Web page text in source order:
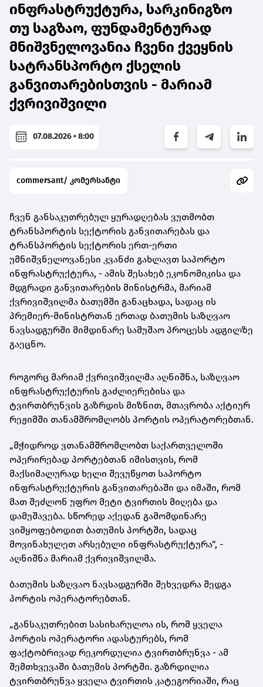
ინფრასტრუქტურა, სარკინიგზო
თუ საგზაო, ფუნდამენტურად
მნიშვნელოვანია ჩვენი ქვეყნის
სატრანსპორტო ქსელის
განვითარებისთვის - მარიამ
ქვრივიშვილი
07.08.2026 • 8:00
commersant/ კომერსანტი
ჩვენ განსაკუთრებულ ყურადღებას ვუთმობთ
ტრანსპორტის სექტორის განვითარებას და
ტრანსპორტის სექტორის ერთ-ერთი
უმნიშვნელოვანესი კვანძი გახლავთ საპორტო
ინფრასტრუქტურა, - ამის შესახებ ეკონომიკისა და
მდგრადი განვითარების მინისტრმა, მარიამ
ქვრივიშვილმა ბათუმში განაცხადა, სადაც ის
პრემიერ-მინისტრთან ერთად ბათუმის საზღვაო
ნავსადგურში მიმდინარე სამუშაო პროცესს ადგილზე
გაეცნო.
როგორც მარიამ ქვრივიშვილმა აღნიშნა, საზღვაო
ინფრასტრუქტურის გაძლიერებისა და
ტვირთბრუნვის გაზრდის მიზნით, მთავრობა აქტიურ
რეჟიმში თანამშრომლობს პორტის ოპერატორებთან.
„მჭიდროდ ვთანამშრომლობთ საქართველოში
ოპერირებად პორტებთან იმისთვის, რომ
მაქსიმალურად ხელი შევუწყოთ საპორტო
ინფრასტრუქტურის განვითარებაში და იმაში, რომ
მათ შეძლონ უფრო მეტი ტვირთის მიღება და
დამუშავება. სწორედ აქედან გამომდინარე
ვიმყოფებოდით ბათუმის პორტში, სადაც
მოვინახულეთ არსებული ინფრასტრუქტურა“, -
აღნიშნა მარიამ ქვრივიშვილმა.
ბათუმის საზღვაო ნავსადგურში შეხვედრა შედგა
პორტის ოპერატორებთან.
„განსაკუთრებით სასიხარულოა ის, რომ ყველა
პორტის ოპერატორი ადასტურებს, რომ
ფაქტობრივად რეკორდულია ტვირთბრუნვა - ამ
შემთხვევაში ბათუმის პორტში. გაზრდილია
ტვირთბრუნვა ყველა ტვირთის კატეგორიაში, რაც